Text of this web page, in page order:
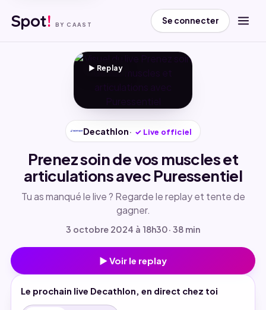
Spot! BY CAAST Se connecter
▶ Replay
▶
Decathlon ✓ Live officiel
Prenez soin de vos muscles et
articulations avec Puressentiel
Tu as manqué le live ? Regarde le replay et tente de
gagner.
3 octobre 2024 à 18h30· 38 min
▶ Voir le replay
Le prochain live Decathlon, en direct chez toi